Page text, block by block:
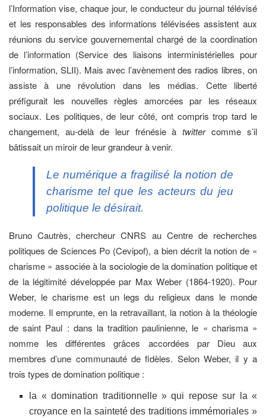
l’Information vise, chaque jour, le conducteur du journal télévisé
et les responsables des informations télévisées assistent aux
réunions du service gouvernemental chargé de la coordination
de l’information (Service des liaisons interministérielles pour
l’information, SLII). Mais avec l’avènement des radios libres, on
assiste à une révolution dans les médias. Cette liberté
préfigurait les nouvelles règles amorcées par les réseaux
sociaux. Les politiques, de leur côté, ont compris trop tard le
changement, au-delà de leur frénésie àtwittercomme s’il
bâtissait un miroir de leur grandeur à venir.
Le numérique a fragilisé la notion de
charisme tel que les acteurs du jeu
politique le désirait.
Bruno Cautrès, chercheur CNRS au Centre de recherches
politiques de Sciences Po (Cevipof), a bien décrit la notion de «
charisme » associée à la sociologie de la domination politique et
de la légitimité développée par Max Weber (1864-1920). Pour
Weber, le charisme est un legs du religieux dans le monde
moderne. Il emprunte, en la retravaillant, la notion à la théologie
de saint Paul : dans la tradition paulinienne, le « charisma »
nomme les différentes grâces accordées par Dieu aux
membres d’une communauté de fidèles. Selon Weber, il y a
trois types de domination politique :
la « domination traditionnelle » qui repose sur la «
croyance en la sainteté des traditions immémoriales »